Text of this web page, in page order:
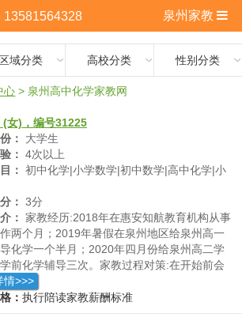
13581564328 泉州家教
区域分类 高校分类 性别分类
心 > 泉州高中化学家教网
(女)，编号31225
：
大学生
： 4次以上
： 初中化学|小学数学|初中数学|高中化学|小
： 3分
： 家教经历:2018年在惠安知航教育机构从事
两个月；2019年暑假在泉州地区给泉州高一
化学一个半月；2020年四月份给泉州高二学
前化学辅导三次。家教过程对策:在开始前会
解学生该学科的学习情况，通过学生的考试或者
断学生该学科的弱点，根据学生的弱点提出对
情>>>
： 执行陪读家教薪酬标准